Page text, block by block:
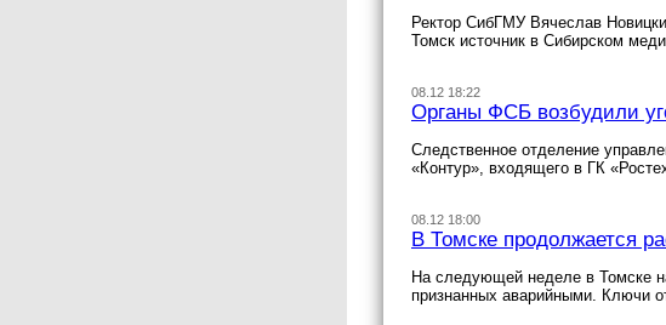
Ректор СибГМУ Вячеслав
Томск источник в Сибирском
08.12 18:22
Органы ФСБ возбудили
Следственное отделение
«Контур», входящего в ГК
08.12 18:00
В Томске продолжается
На следующей неделе в Томске
признанных аварийными. Ключи